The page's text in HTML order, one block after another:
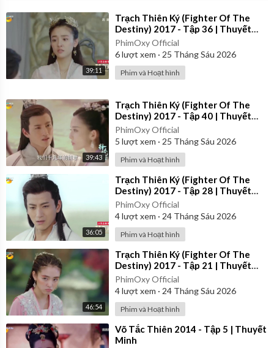
39:11
⁣Trạch Thiên Ký (Fighter Of The
Destiny) 2017 - Tập 36 | Thuyết
Minh
PhimOxy Official
6lượt xem · 25 Tháng Sáu 2026
Phim và Hoạt hình
39:43
⁣Trạch Thiên Ký (Fighter Of The
Destiny) 2017 - Tập 40 | Thuyết
Minh
PhimOxy Official
5 lượt xem · 25 Tháng Sáu 2026
Phim và Hoạt hình
36:05
⁣Trạch Thiên Ký (Fighter Of The
Destiny) 2017 - Tập 28 | Thuyết
Minh
PhimOxy Official
4lượt xem · 24 Tháng Sáu 2026
Phim và Hoạt hình
46:54
⁣Trạch Thiên Ký (Fighter Of The
Destiny) 2017 - Tập 21 | Thuyết
Minh
PhimOxy Official
4lượt xem · 24 Tháng Sáu 2026
Phim và Hoạt hình
⁣Võ Tắc Thiên 2014 - Tập 5 | Thuyết
Minh